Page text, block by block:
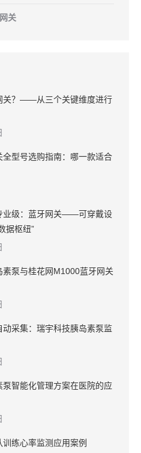
关
关？——从三个关键维度进行
全型号选购指南：哪一款适合
业级：蓝牙网关——可穿戴设
据枢纽”
素泵与桂花网M1000蓝牙网关
动采集：瑞宇科技胰岛素泵监
泵智能化管理方案在医院的应
训练心率监测应用案例